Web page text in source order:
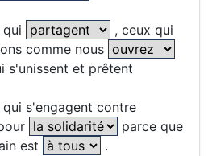
qui
, ceux qui
comme nous
s'unissent et prêtent
s'engagent contre
parce que
est
.